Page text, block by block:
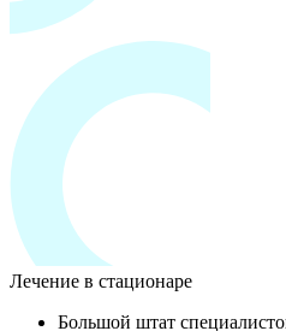
Лечение в стационаре
Большой штат